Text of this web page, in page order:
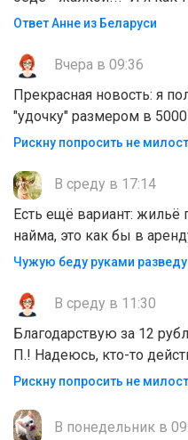
Ответ Анне из Беларуси
Вчера в 09:36
Прекрасная новость: я
"удочку" размером в
Рискну попросить не
В среду в 17:14
Есть ещё вариант: жильё
найма, это как бы в
Чужую беду руками разведу
В среду в 11:30
Благодарствую за 12
П.! Надеюсь, кто-то
Рискну попросить не
В понедельник в